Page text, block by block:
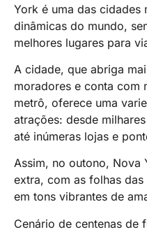
York é uma das cidades
dinâmicas do mundo,
melhores lugares para
A cidade, que abriga
moradores e conta com
metrô, oferece uma
atrações: desde
até inúmeras lojas e
Assim, no outono, Nova
extra, com as folhas
em tons vibrantes de
Cenário de centenas de